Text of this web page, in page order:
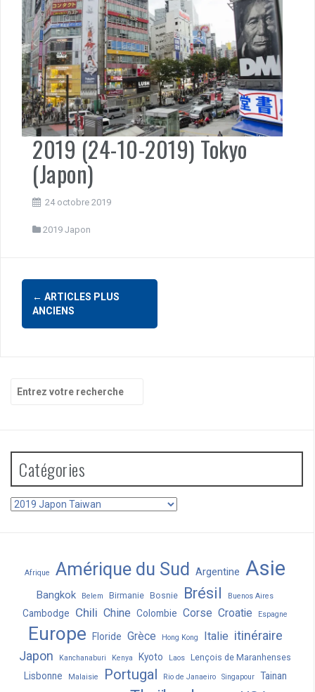
2019 (24-10-2019) Tokyo
(Japon)
24 octobre 2019
2019 Japon
Navigation
des
← ARTICLES PLUS
ANCIENS
pour
Catégories
Catégories
Afrique Amérique du Sud Argentine Asie
Bangkok Belem Birmanie Bosnie Brésil Buenos Aires
Cambodge Chili Chine Colombie Corse Croatie Espagne
Europe Floride Grèce Hong Kong Italie itinéraire
Japon
Kanchanaburi Kenya Kyoto Laos Lençois de Maranhenses
Lisbonne Malaisie Portugal Rio de Janaeiro Singapour Tainan